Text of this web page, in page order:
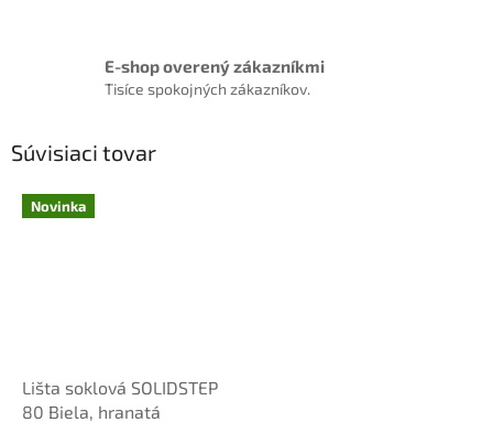
E-shop overený zákazníkmi
Tisíce spokojných zákazníkov.
Súvisiaci tovar
Novinka
Lišta soklová SOLIDSTEP
80 Biela, hranatá